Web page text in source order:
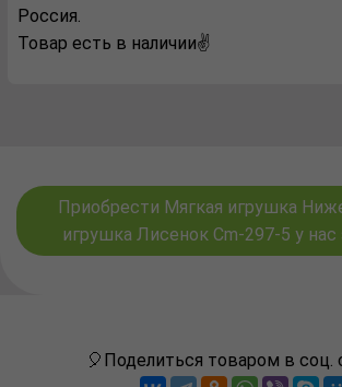
Россия.
Товар есть в наличии✌️
Приобрести Мягкая игрушка
игрушка Лисенок Cm-297-5 у нас
🎈Поделиться товаром в соц.